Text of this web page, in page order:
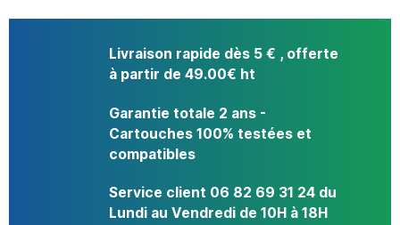
Livraison rapide dès 5 € , offerte
à partir de 49.00€ ht
Garantie totale 2 ans -
Cartouches 100% testées et
compatibles
Service client 06 82 69 31 24 du
Lundi au Vendredi de 10H à 18H